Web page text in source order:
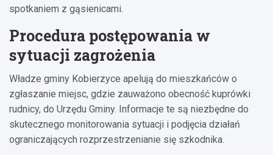
spotkaniem z gąsienicami.
Procedura postępowania w
sytuacji zagrożenia
Władze gminy Kobierzyce apelują do mieszkańców o
zgłaszanie miejsc, gdzie zauważono obecność kuprówki
rudnicy, do Urzędu Gminy. Informacje te są niezbędne do
skutecznego monitorowania sytuacji i podjęcia działań
ograniczających rozprzestrzenianie się szkodnika.